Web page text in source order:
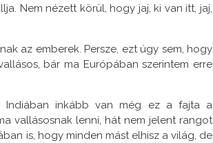
Nem nézett körül, hogy jaj, ki van itt, jaj,
az emberek. Persze, ezt úgy sem, hogy
bár ma Európában szerintem erre
Indiában inkább van még ez a fajta a
vallásosnak lenni, hát nem jelent rangot
is, hogy minden mást elhisz a világ, de